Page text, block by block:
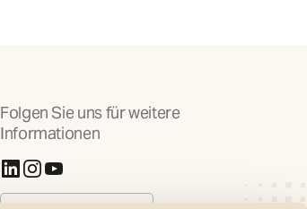
Folgen Sie uns für weitere
Informationen
(Öffnet in neuer Registerkarte)
(Öffnet in neuer Registerkarte)
(Öffnet in neuer Registerkarte)